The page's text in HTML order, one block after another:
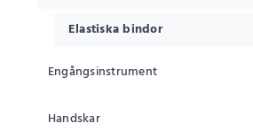
Elastiska bindor
Engångsinstrument
Handskar